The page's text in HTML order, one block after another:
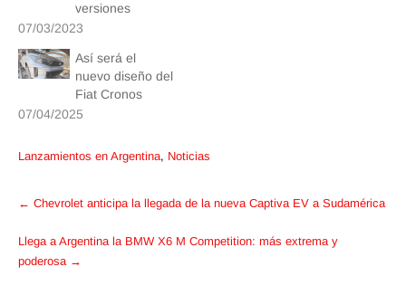
versiones
07/03/2023
Así será el
nuevo diseño del
Fiat Cronos
07/04/2025
Lanzamientos en Argentina, Noticias
Post
← Chevrolet anticipa la llegada de la nueva Captiva EV a Sudamérica
Llega a Argentina la BMW X6 M Competition: más extrema y
poderosa →